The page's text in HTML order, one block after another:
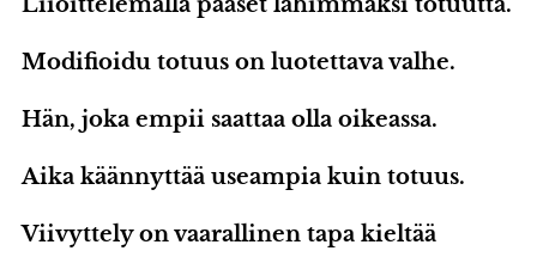
Modifioidu totuus on luotettava valhe.
Hän, joka empii saattaa olla oikeassa.
Aika käännyttää useampia kuin totuus.
Viivyttely on vaarallinen tapa kieltää